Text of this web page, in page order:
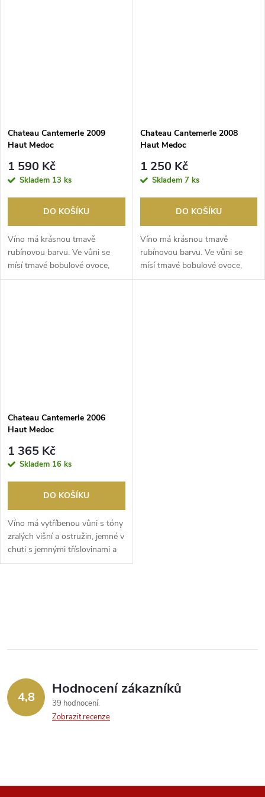
Chateau Cantemerle 2009
Haut Medoc
1 590 Kč
Skladem 13 ks
DO KOŠÍKU
Víno má krásnou tmavě
rubínovou barvu. Ve vůni se
mísí tmavé bobulové ovoce,
švestky a zemina. V chu...
Chateau Cantemerle 2008
Haut Medoc
1 250 Kč
Skladem 7 ks
DO KOŠÍKU
Víno má krásnou tmavě
rubínovou barvu. Ve vůni se
mísí tmavé bobulové ovoce,
švestky a zemina. V ch...
Chateau Cantemerle 2006
Haut Medoc
1 365 Kč
Skladem 16 ks
DO KOŠÍKU
Víno má vytříbenou vůni s tóny
zralých višní a ostružin, jemné v
chuti s jemnými tříslovinami a
dlo...
l
d
a
p
4,8 Hodnocení zákazníků
39 hodnocení
Zobrazit recenze